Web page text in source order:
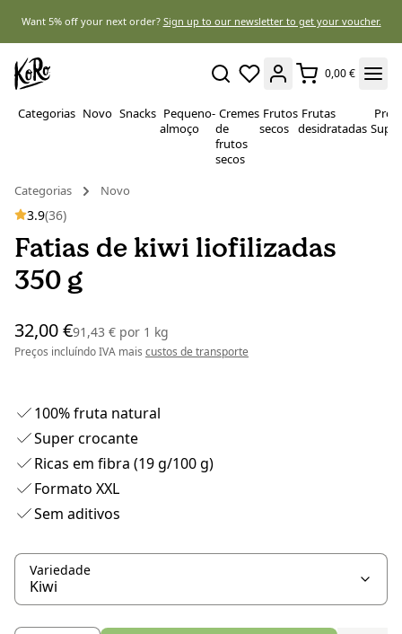
Want 5% off your next order? Sign up to our newsletter to get your voucher.
0,00 €
Categorias Novo Snacks Pequeno-
almoço
Cremes
de
frutos
secos
Frutos
secos
Frutas
desidratadas
Categorias Novo
3.9(36)
Fatias de kiwi liofilizadas
350 g
32,00 €91,43 € por 1 kg
Preços incluíndo IVA mais custos de transporte
100% fruta natural
Super crocante
Ricas em fibra (19 g/100 g)
Formato XXL
Sem aditivos
Variedade